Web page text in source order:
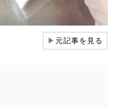
▶元記事を見る